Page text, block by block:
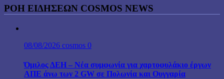
ΡΟΗ ΕΙΔΗΣΕΩΝ COSMOS NEWS
08/08/2026 cosmos 0
Όμιλος ΔΕΗ – Νέα συμφωνία για χαρτοφυλάκιο έργων
ΑΠΕ άνω των 2 GW σε Πολωνία και Ουγγαρία